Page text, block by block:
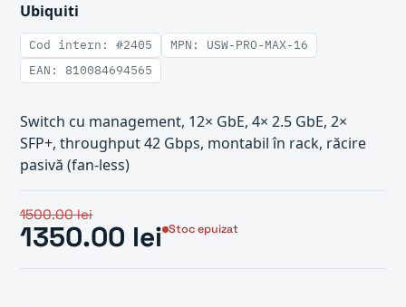
Ubiquiti
Cod intern: #2405
MPN: USW-PRO-MAX-16
EAN: 810084694565
Switch cu management, 12× GbE, 4× 2.5 GbE, 2×
SFP+, throughput 42 Gbps, montabil în rack, răcire
pasivă (fan-less)
1500.00 lei
1350.00 lei Stoc epuizat